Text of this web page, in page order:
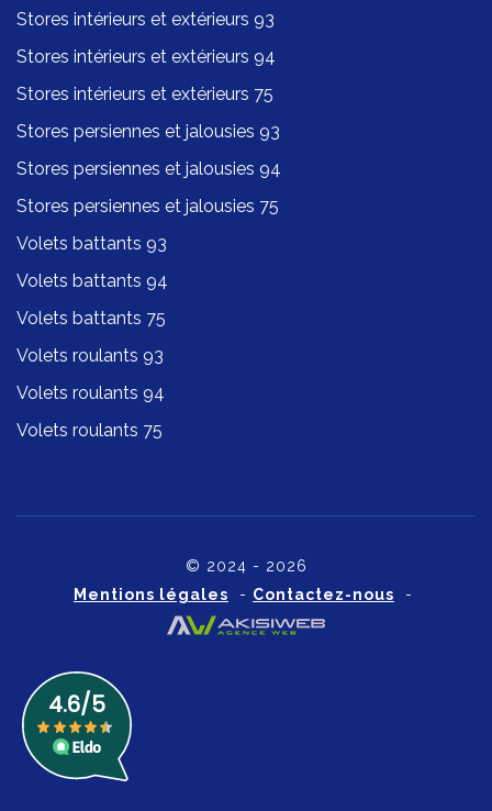
Stores intérieurs et extérieurs 93
Stores intérieurs et extérieurs 94
Stores intérieurs et extérieurs 75
Stores persiennes et jalousies 93
Stores persiennes et jalousies 94
Stores persiennes et jalousies 75
Volets battants 93
Volets battants 94
Volets battants 75
Volets roulants 93
Volets roulants 94
Volets roulants 75
© 2024 - 2026
Mentions légales - Contactez-nous -